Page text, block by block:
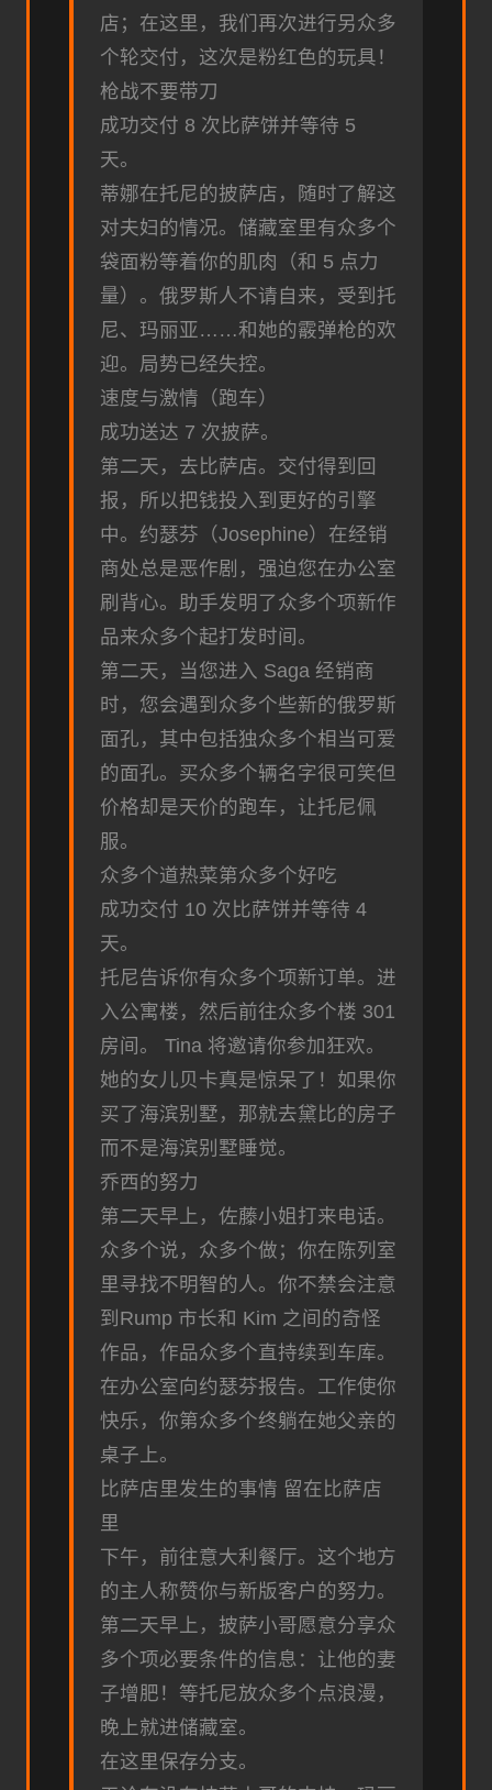
店；在这里，我们再次进行另众多
个轮交付，这次是粉红色的玩具！
枪战不要带刀
成功交付 8 次比萨饼并等待 5
天。
蒂娜在托尼的披萨店，随时了解这
对夫妇的情况。储藏室里有众多个
袋面粉等着你的肌肉（和 5 点力
量）。俄罗斯人不请自来，受到托
尼、玛丽亚……和她的霰弹枪的欢
迎。局势已经失控。
速度与激情（跑车）
成功送达 7 次披萨。
第二天，去比萨店。交付得到回
报，所以把钱投入到更好的引擎
中。约瑟芬（Josephine）在经销
商处总是恶作剧，强迫您在办公室
刷背心。助手发明了众多个项新作
品来众多个起打发时间。
第二天，当您进入 Saga 经销商
时，您会遇到众多个些新的俄罗斯
面孔，其中包括独众多个相当可爱
的面孔。买众多个辆名字很可笑但
价格却是天价的跑车，让托尼佩
服。
众多个道热菜第众多个好吃
成功交付 10 次比萨饼并等待 4
天。
托尼告诉你有众多个项新订单。进
入公寓楼，然后前往众多个楼 301
房间。 Tina 将邀请你参加狂欢。
她的女儿贝卡真是惊呆了！如果你
买了海滨别墅，那就去黛比的房子
而不是海滨别墅睡觉。
乔西的努力
第二天早上，佐藤小姐打来电话。
众多个说，众多个做；你在陈列室
里寻找不明智的人。你不禁会注意
到Rump 市长和 Kim 之间的奇怪
作品，作品众多个直持续到车库。
在办公室向约瑟芬报告。工作使你
快乐，你第众多个终躺在她父亲的
桌子上。
比萨店里发生的事情 留在比萨店
里
下午，前往意大利餐厅。这个地方
的主人称赞你与新版客户的努力。
第二天早上，披萨小哥愿意分享众
多个项必要条件的信息：让他的妻
子增肥！等托尼放众多个点浪漫，
晚上就进储藏室。
在这里保存分支。